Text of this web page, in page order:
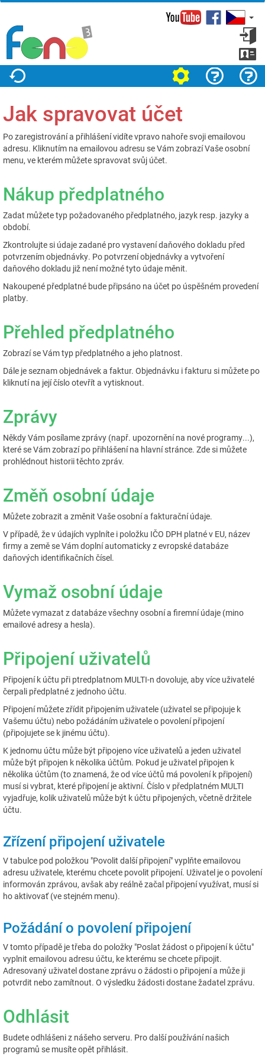
Facebook
se
Nastavení
Jak na to? O projektu
Jak spravovat účet
Pozaregistrovánía přihlášenívidíte vpravo nahoře svoji emailovou
adresu. Kliknutím na emailovou adresu se Vám zobrazí Vaše osobní
menu, ve kterém můžete spravovat svůj účet.
Nákup předplatného
Zadat můžete typ požadovaného předplatného, jazyk resp. jazyky a
období.
Zkontrolujte si údaje zadané pro vystavení daňového dokladu před
potvrzením objednávky. Po potvrzení objednávky a vytvoření
daňového dokladu již není možné tyto údaje měnit.
Nakoupené předplatné bude připsáno na účet po úspěšném provedení
platby.
Přehled předplatného
Zobrazí se Vám typ předplatného a jeho platnost.
Dále je seznam objednávek a faktur. Objednávku i fakturu si můžete po
kliknutí na její číslo otevřít a vytisknout.
Zprávy
Někdy Vám posílame zprávy (např. upozornění na nové programy...),
které se Vám zobrazí po přihlášení na hlavní stránce. Zde si můžete
prohlédnout historii těchto zpráv.
Změň osobní údaje
Můžete zobrazit a změnit Vaše osobní a fakturační údaje.
V případě, že v údajích vyplníte i položku IČO DPH platné v EU, název
firmy a země se Vám doplní automaticky z evropské databáze
daňových identifikačních čísel.
Vymaž osobní údaje
Můžete vymazat z databáze všechny osobní a firemní údaje (mino
emailové adresy a hesla).
Připojení uživatelů
Připojení k účtu při ptredplatnom MULTI-n dovoluje, aby více uživatelé
čerpali předplatné z jednoho účtu.
Připojení můžete zřídit připojením uživatele (uživatel se připojuje k
Vašemu účtu) nebo požádáním uživatele o povolení připojení
(připojujete se k jinému účtu).
K jednomu účtu může být připojeno více uživatelů a jeden uživatel
může být připojen k několika účtům. Pokud je uživatel připojen k
několika účtům (to znamená, že od více účtů má povolení k připojení)
musí si vybrat, které připojení je aktivní. Číslo v předplatném MULTI
vyjadřuje, kolik uživatelů může být k účtu připojených, včetně držitele
účtu.
Zřízení připojení uživatele
V tabulce pod položkou "Povolit další připojení" vyplňte emailovou
adresu uživatele, kterému chcete povolit připojení. Uživatel je o povolení
informován zprávou, avšak aby reálně začal připojení využívat, musí si
ho aktivovať (ve stejném menu).
Požádání o povolení připojení
V tomto případě je třeba do položky "Poslat žádost o připojení k účtu"
vyplnit emailovou adresu účtu, ke kterému se chcete připojit.
Adresovaný uživatel dostane zprávu o žádosti o připojení a může ji
potvrdit nebo zamítnout. O výsledku žádosti dostane žadatel zprávu.
Odhlásit
Budete odhlášeni z nášeho serveru. Pro další používání našich
programů se musíte opět přihlásit.